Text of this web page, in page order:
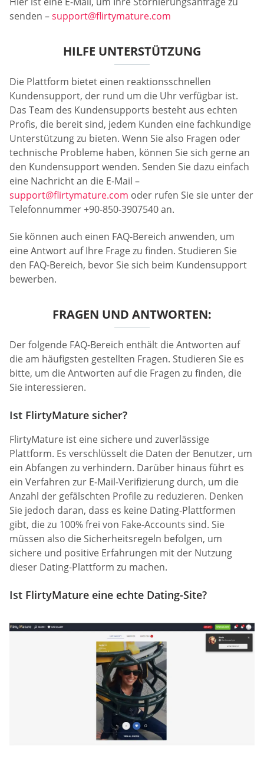
senden –support@flirtymature.com
HILFE UNTERSTÜTZUNG
Die Plattform bietet einen reaktionsschnellen
Kundensupport, der rund um die Uhr verfügbar ist.
Das Team des Kundensupports besteht aus echten
Profis, die bereit sind, jedem Kunden eine fachkundige
Unterstützung zu bieten. Wenn Sie also Fragen oder
technische Probleme haben, können Sie sich gerne an
den Kundensupport wenden. Senden Sie dazu einfach
eine Nachricht an die E-Mail –
support@flirtymature.com oder rufen Sie sie unter der
Telefonnummer +90-850-3907540 an.
Sie können auch einen FAQ-Bereich anwenden, um
eine Antwort auf Ihre Frage zu finden. Studieren Sie
den FAQ-Bereich, bevor Sie sich beim Kundensupport
bewerben.
FRAGEN UND ANTWORTEN:
Der folgende FAQ-Bereich enthält die Antworten auf
die am häufigsten gestellten Fragen. Studieren Sie es
bitte, um die Antworten auf die Fragen zu finden, die
Sie interessieren.
Ist FlirtyMature sicher?
FlirtyMature ist eine sichere und zuverlässige
Plattform. Es verschlüsselt die Daten der Benutzer, um
ein Abfangen zu verhindern. Darüber hinaus führt es
ein Verfahren zur E-Mail-Verifizierung durch, um die
Anzahl der gefälschten Profile zu reduzieren. Denken
Sie jedoch daran, dass es keine Dating-Plattformen
gibt, die zu 100% frei von Fake-Accounts sind. Sie
müssen also die Sicherheitsregeln befolgen, um
sichere und positive Erfahrungen mit der Nutzung
dieser Dating-Plattform zu machen.
Ist FlirtyMature eine echte Dating-Site?